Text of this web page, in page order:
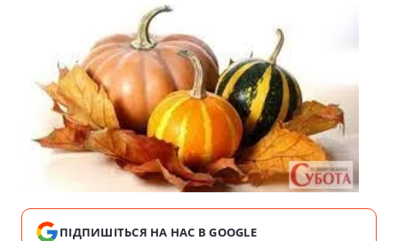
ПІДПИШІТЬСЯ НА НАС В GOOGLE